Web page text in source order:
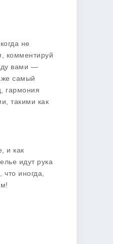
не
комментируй
вами —
самый
гармония
такими как
и как
идут рука
иногда,